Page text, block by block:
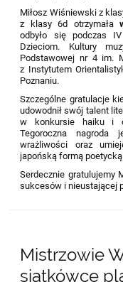
Miłosz Wiśniewski z
z klasy 6d otrzymała
odbyło się podczas
Dzieciom. Kultury
Podstawowej nr 4 im.
z Instytutem
Poznaniu.
Szczególne gratulacje
udowodnił swój talent
w konkursie haiku i
Tegoroczna nagroda
wrażliwości oraz
japońską formą poetycką.
Serdecznie gratulujemy
sukcesów i nieustającej
Mistrzowie
siatkówce